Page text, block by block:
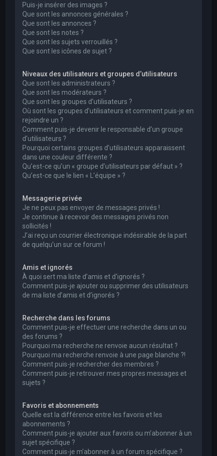
Puis-je insérer des images ?
Que sont les annonces générales ?
Que sont les annonces ?
Que sont les notes ?
Que sont les sujets verrouillés ?
Que sont les icônes de sujet ?
Niveaux des utilisateurs et groupes d’utilisateurs
Que sont les administrateurs ?
Que sont les modérateurs ?
Que sont les groupes d’utilisateurs ?
Où sont les groupes d’utilisateurs et comment puis-je en
rejoindre un ?
Comment puis-je devenir le responsable d’un groupe
d’utilisateurs ?
Pourquoi certains groupes d’utilisateurs apparaissent
dans une couleur différente ?
Qu’est-ce qu’un « groupe d’utilisateurs par défaut » ?
Qu’est-ce que le lien « L’équipe » ?
Messagerie privée
Je ne peux pas envoyer de messages privés !
Je continue à recevoir des messages privés non
sollicités !
J’ai reçu un courrier électronique indésirable de la part
de quelqu’un sur ce forum !
Amis et ignorés
À quoi sert ma liste d’amis et d’ignorés ?
Comment puis-je ajouter ou supprimer des utilisateurs
de ma liste d’amis et d’ignorés ?
Recherche dans les forums
Comment puis-je effectuer une recherche dans un ou
des forums ?
Pourquoi ma recherche ne renvoie aucun résultat ?
Pourquoi ma recherche renvoie à une page blanche ?!
Comment puis-je rechercher des membres ?
Comment puis-je retrouver mes propres messages et
sujets ?
Favoris et abonnements
Quelle est la différence entre les favoris et les
abonnements ?
Comment puis-je ajouter aux favoris ou m’abonner à un
sujet spécifique ?
Comment puis-je m’abonner à un forum spécifique ?